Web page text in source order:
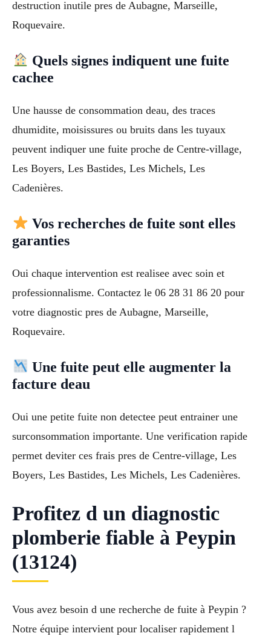
destruction inutile pres de Aubagne, Marseille,
Roquevaire.
Quels signes indiquent une fuite
cachee
Une hausse de consommation deau, des traces
dhumidite, moisissures ou bruits dans les tuyaux
peuvent indiquer une fuite proche de Centre-village,
Les Boyers, Les Bastides, Les Michels, Les
Cadenières.
Vos recherches de fuite sont elles
garanties
Oui chaque intervention est realisee avec soin et
professionnalisme. Contactez le 06 28 31 86 20 pour
votre diagnostic pres de Aubagne, Marseille,
Roquevaire.
Une fuite peut elle augmenter la
facture deau
Oui une petite fuite non detectee peut entrainer une
surconsommation importante. Une verification rapide
permet deviter ces frais pres de Centre-village, Les
Boyers, Les Bastides, Les Michels, Les Cadenières.
Profitez d un diagnostic
plomberie fiable à Peypin
(13124)
Vous avez besoin d une recherche de fuite à Peypin ?
Notre équipe intervient pour localiser rapidement l